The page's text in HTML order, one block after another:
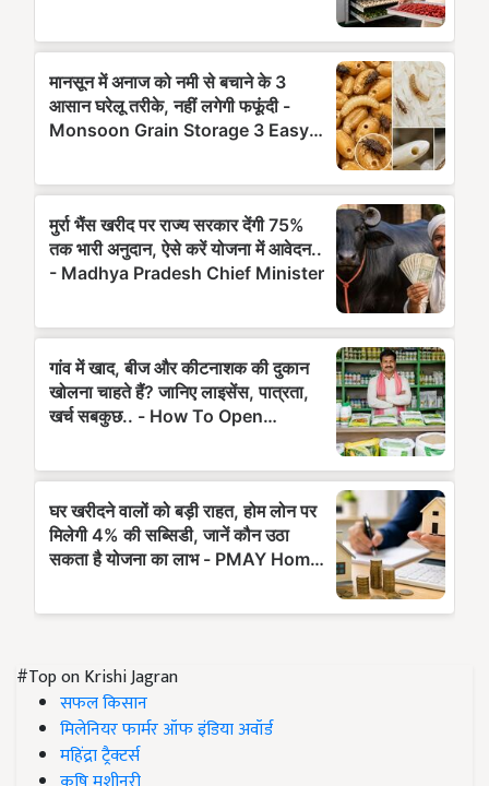
#Top on Krishi Jagran
सफल किसान
मिलेनियर फार्मर ऑफ इंडिया अवॉर्ड
महिंद्रा ट्रैक्टर्स